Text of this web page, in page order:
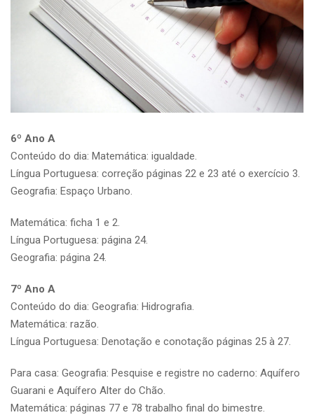
6º Ano A
Conteúdo do dia: Matemática: igualdade.
Língua Portuguesa: correção páginas 22 e 23 até o exercício 3.
Geografia: Espaço Urbano.
Matemática: ficha 1 e 2.
Língua Portuguesa: página 24.
Geografia: página 24.
7º Ano A
Conteúdo do dia: Geografia: Hidrografia.
Matemática: razão.
Língua Portuguesa: Denotação e conotação páginas 25 à 27.
Para casa: Geografia: Pesquise e registre no caderno: Aquífero
Guarani e Aquífero Alter do Chão.
Matemática: páginas 77 e 78 trabalho final do bimestre.